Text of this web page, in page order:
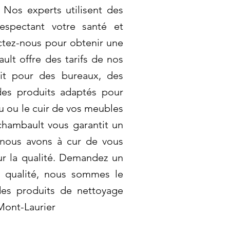
experts utilisent des
votre santé et
nous pour obtenir une
offre des tarifs de nos
pour des bureaux, des
produits adaptés pour
ou le cuir de vos meubles
vous garantit un
avons à cur de vous
la qualité. Demandez un
nous sommes le
produits de nettoyage
Laurier